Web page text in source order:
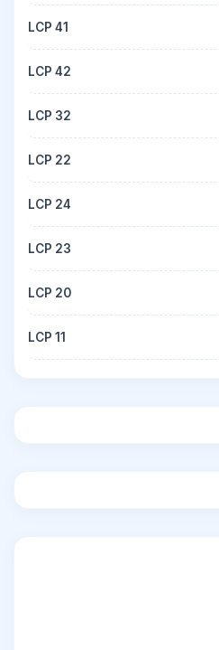
LCP 41
LCP 42
LCP 32
LCP 22
LCP 24
LCP 23
LCP 20
LCP 11